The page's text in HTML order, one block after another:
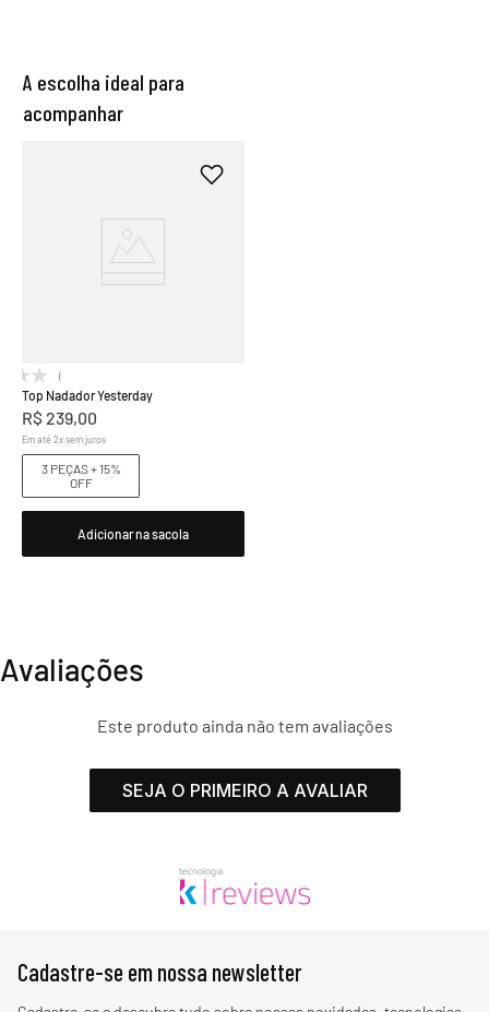
A escolha ideal para
acompanhar
(0)
Top Nadador Yesterday
R$239,00
Em até2xsem juros
3 PEÇAS + 15%
OFF
Adicionar na sacola
Avaliações
Este produto ainda não tem avaliações
SEJA O PRIMEIRO A AVALIAR
Cadastre-se em nossa newsletter